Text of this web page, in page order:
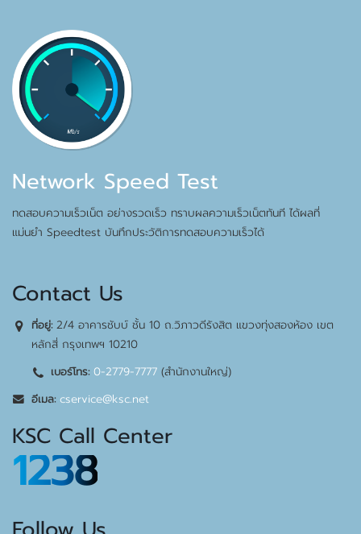
Network Speed Test
ทดสอบความเร็วเน็ต อย่างรวดเร็ว ทราบผลความเร็วเน็ตทันที ได้ผลที่
แม่นยำ Speedtest บันทึกประวัติการทดสอบความเร็วได้
Contact Us
ที่อยู่:2/4 อาคารชับบ์ ชั้น 10 ถ.วิภาวดีรังสิต แขวงทุ่งสองห้อง เขต
หลักสี่ กรุงเทพฯ 10210
เบอร์โทร: 0-2779-7777 (สำนักงานใหญ่)
อีเมล: cservice@ksc.net
KSC Call Center
1238